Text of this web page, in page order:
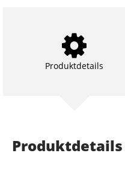
Produktdetails
Produktdetails